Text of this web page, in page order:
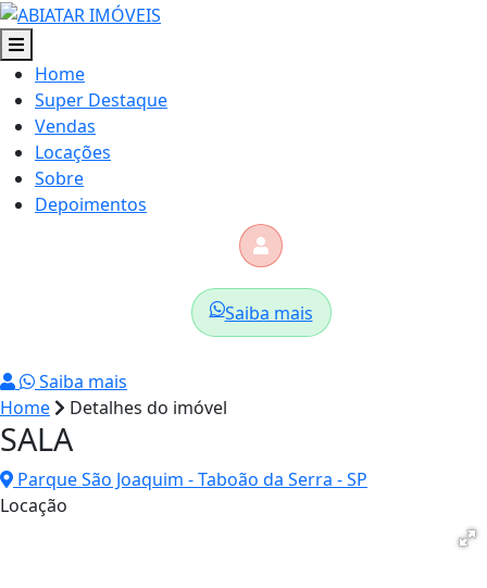
Home
Super Destaque
Vendas
Locações
Sobre
Depoimentos
Saiba mais
Saiba mais
Home
Detalhes do imóvel
SALA
Parque São Joaquim - Taboão da Serra - SP
Locação